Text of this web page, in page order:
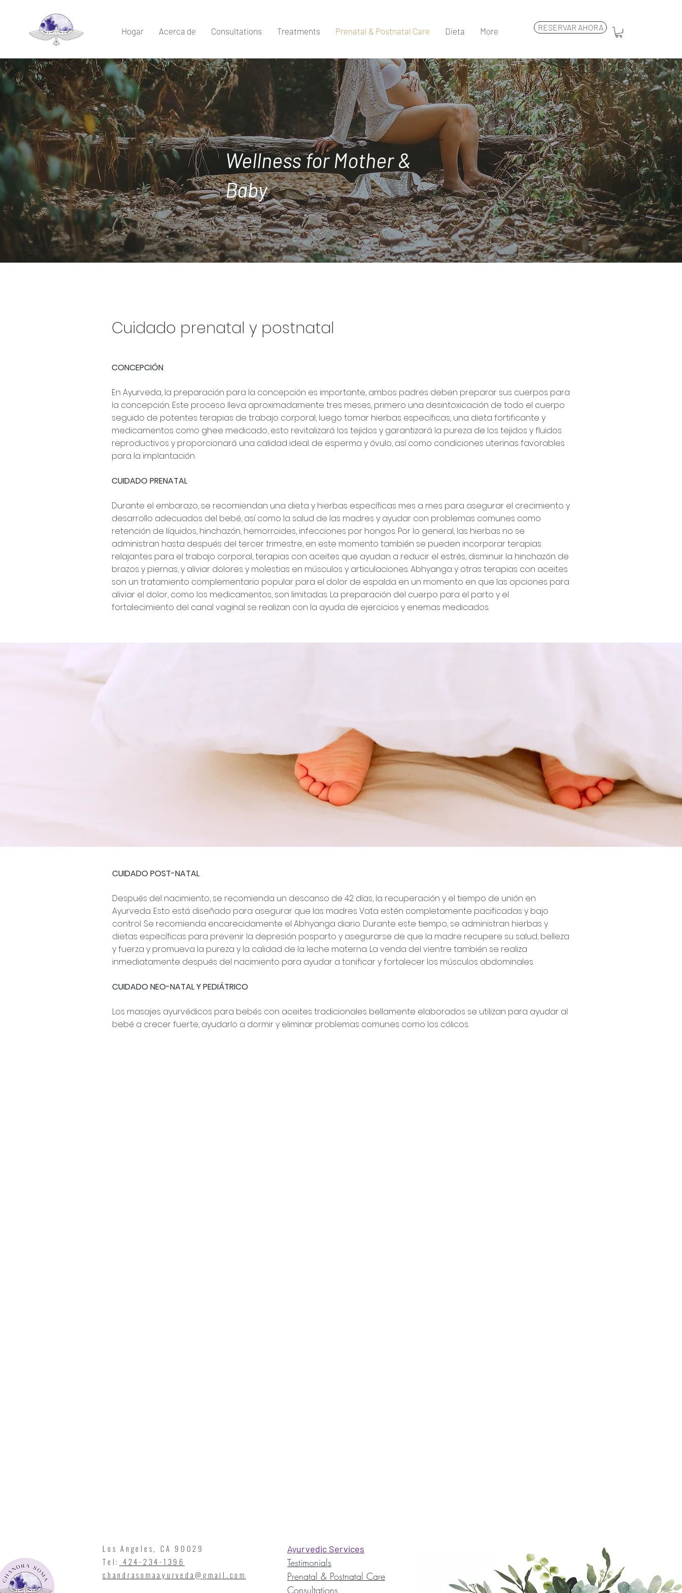
Hogar Acerca de Consultations Treatments Prenatal & Postnatal Care Dieta More RESERVAR AHORA
Wellness for Mother &
Baby
Cuidado prenatal y postnatal
CONCEPCIÓN
En Ayurveda, la preparación para la concepción es importante, ambos padres deben preparar sus cuerpos para
la concepción. Este proceso lleva aproximadamente tres meses, primero una desintoxicación de todo el cuerpo
seguido de potentes terapias de trabajo corporal, luego tomar hierbas específicas, una dieta fortificante y
medicamentos como ghee medicado, esto revitalizará los tejidos y garantizará la pureza de los tejidos y fluidos
reproductivos y proporcionará una calidad ideal. de esperma y óvulo, así como condiciones uterinas favorables
para la implantación.
CUIDADO PRENATAL
Durante el embarazo, se recomiendan una dieta y hierbas específicas mes a mes para asegurar el crecimiento y
desarrollo adecuados del bebé, así como la salud de las madres y ayudar con problemas comunes como
retención de líquidos, hinchazón, hemorroides, infecciones por hongos. Por lo general, las hierbas no se
administran hasta después del tercer trimestre, en este momento también se pueden incorporar terapias
relajantes para el trabajo corporal, terapias con aceites que ayudan a reducir el estrés, disminuir la hinchazón de
brazos y piernas, y aliviar dolores y molestias en músculos y articulaciones. Abhyanga y otras terapias con aceites
son un tratamiento complementario popular para el dolor de espalda en un momento en que las opciones para
aliviar el dolor, como los medicamentos, son limitadas. La preparación del cuerpo para el parto y el
fortalecimiento del canal vaginal se realizan con la ayuda de ejercicios y enemas medicados.
CUIDADO POST-NATAL
Después del nacimiento, se recomienda un descanso de 42 días, la recuperación y el tiempo de unión en
Ayurveda. Esto está diseñado para asegurar que las madres Vata estén completamente pacificadas y bajo
control. Se recomienda encarecidamente el Abhyanga diario. Durante este tiempo, se administran hierbas y
dietas específicas para prevenir la depresión posparto y asegurarse de que la madre recupere su salud, belleza
y fuerza y ​​promueva la pureza y la calidad de la leche materna. La venda del vientre también se realiza
inmediatamente después del nacimiento para ayudar a tonificar y fortalecer los músculos abdominales.
CUIDADO NEO-NATAL Y PEDIÁTRICO
Los masajes ayurvédicos para bebés con aceites tradicionales bellamente elaborados se utilizan para ayudar al
bebé a crecer fuerte, ayudarlo a dormir y eliminar problemas comunes como los cólicos.
Los Angeles, CA 90029
Tel: 424-234-1396
chandrasomaayurveda@gmail.com
Ayurvedic Services
Testimonials
Prenatal & Postnatal Care
Consultations